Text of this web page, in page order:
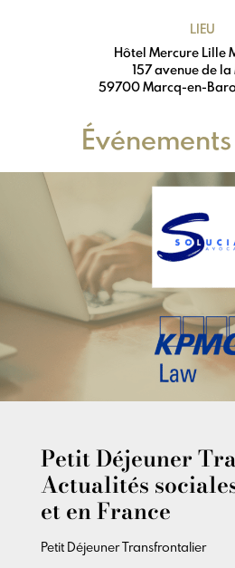
LIEU
Hôtel Mercure Lille
157 avenue de
59700 Marcq-en-
Petit Déjeuner
Actualités
et en France
Petit Déjeuner Transfrontalier